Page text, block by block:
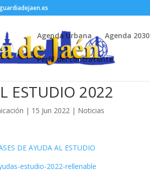
Agenda Urbana Agenda 2030
Perfil del contratante
ESTUDIO 2022
| 15 Jun 2022 | Noticias
DE AYUDA AL ESTUDIO
estudio-2022-rellenable